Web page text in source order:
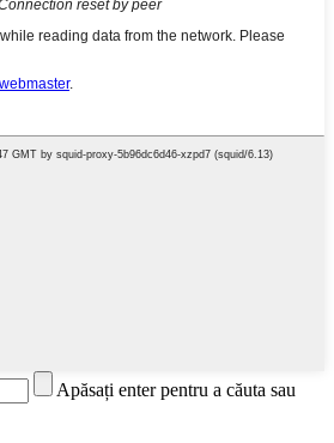
Apăsați enter pentru a căuta sau